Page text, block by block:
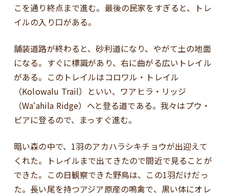
こを通り終点まで進む。最後の民家をすぎると、トレ
イルの入り口がある。
舗装道路が終わると、砂利道になり、やがて土の地面
になる。すぐに標識があり、右に曲がる広いトレイル
がある。このトレイルはコロワル・トレイル
（Kolowalu Trail）といい、ワアヒラ・リッジ
（Waʻahila Ridge）へと登る道である。我々はプウ・
ピアに登るので、まっすぐ進む。
暗い森の中で、1羽のアカハラシキチョウが出迎えて
くれた。トレイルまで出てきたので間近で見ることが
できた。この日観察できた野鳥は、この1羽だけだっ
た。長い尾を持つアジア原産の鳴禽で、黒い体にオレ